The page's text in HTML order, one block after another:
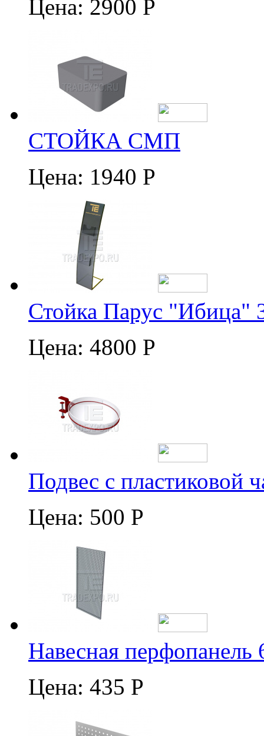
Цена: 2900 Р
СТОЙКА СМП
Цена: 1940 Р
Стойка Парус "Ибица"
Цена: 4800 Р
Подвес с пластиковой
Цена: 500 Р
Навесная перфопанель
Цена: 435 Р